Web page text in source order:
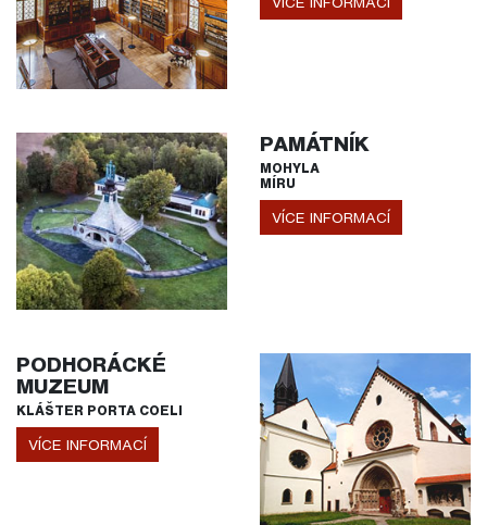
PAMÁTNÍK
MOHYLA
MÍRU
VÍCE INFORMACÍ
PODHORÁCKÉ
MUZEUM
KLÁŠTER PORTA COELI
VÍCE INFORMACÍ